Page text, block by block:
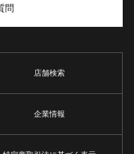
問
店舗検索
企業情報